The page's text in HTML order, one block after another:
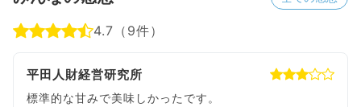
4.7（9件）
平田人財経営研究所
標準的な甘みで美味しかったです。